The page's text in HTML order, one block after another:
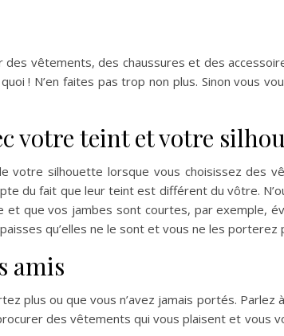
vêtements, des chaussures et des
! N’en faites pas trop non plus. Sinon vous
votre teint et votre
votre silhouette lorsque vous choisissez des
du fait que leur teint est différent du vôtre.
que vos jambes sont courtes, par exemple,
qu’elles ne le sont et vous ne les porterez
amis
plus ou que vous n’avez jamais portés. Parlez
des vêtements qui vous plaisent et vous